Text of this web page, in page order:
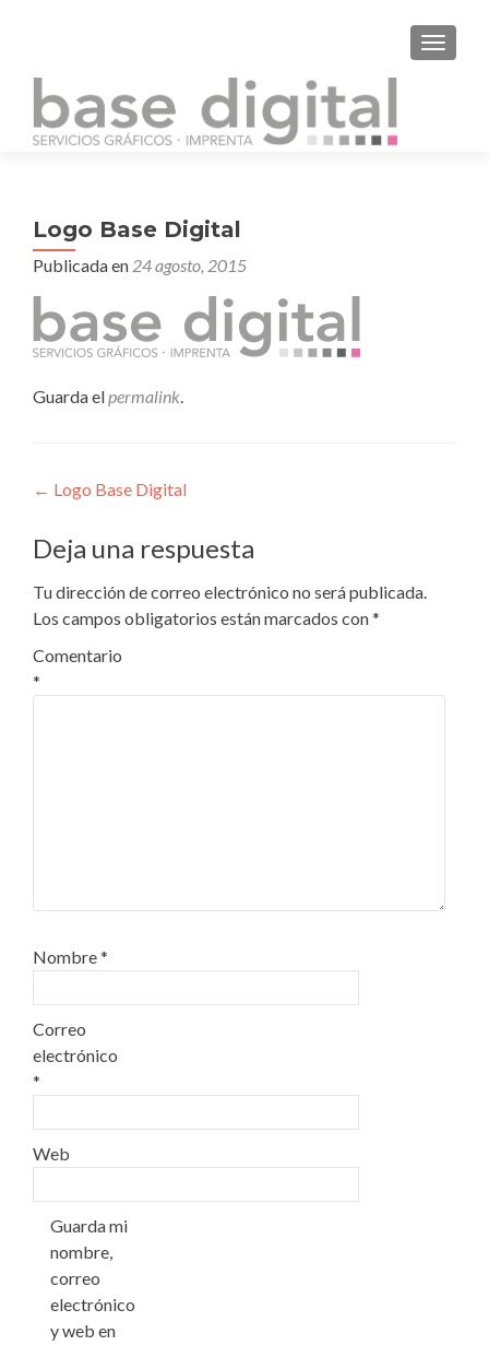
Logo Base Digital
Publicada en 24 agosto, 2015
Guarda elpermalink.
Navegación
de
entradas
← Logo Base Digital
Deja una respuesta
Tu dirección de correo electrónico no será publicada.
Los campos obligatorios están marcados con*
Comentario
*
Nombre*
Correo
electrónico
*
Web
Guarda mi
nombre,
correo
electrónico
y web en